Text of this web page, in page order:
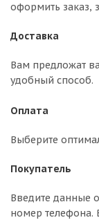
оформить заказ,
Доставка
Вам предложат
удобный способ.
Оплата
Выберите
Покупатель
Введите данные
номер телефона.